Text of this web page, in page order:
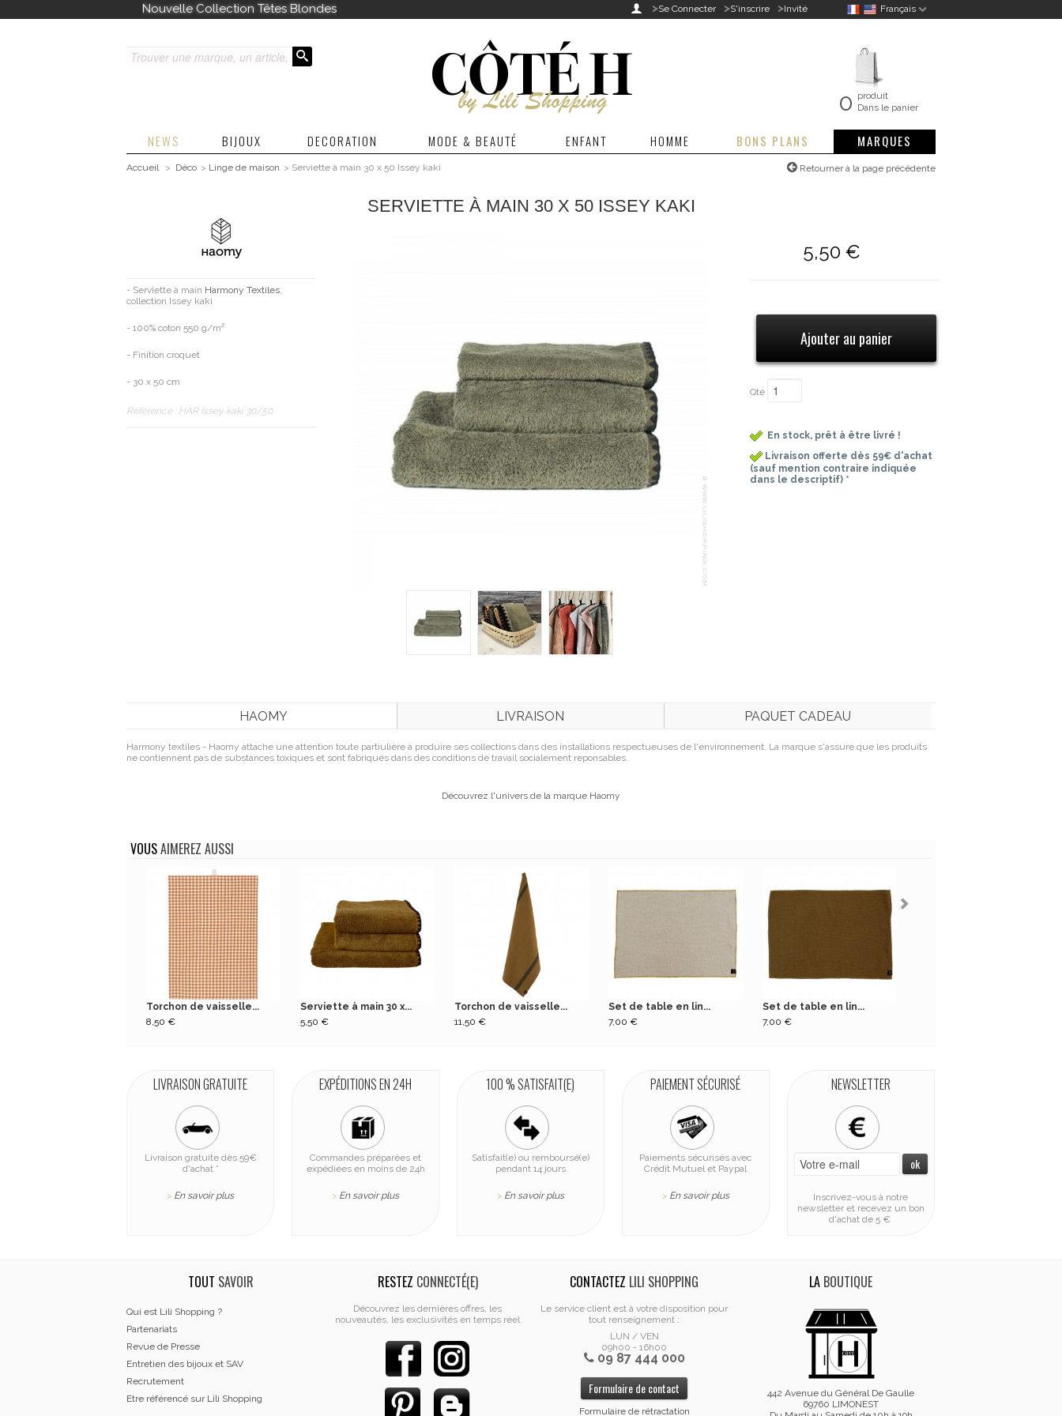
Français
Nouvelle Collection Têtes Blondes  >Se Connecter >S'inscrire >Invité
0 produit
Dans le panier
NEWS BIJOUX DECORATION MODE & BEAUTÉ ENFANT HOMME BONS PLANS MARQUES
Accueil > Déco > Linge de maison > Serviette à main 30 x 50 Issey kaki Retourner à la page précédente
SERVIETTE À MAIN 30 X 50 ISSEY KAKI
- Serviette à main Harmony Textiles,
collection Issey kaki
- 100% coton 550 g/m²
- Finition croquet
- 30 x 50 cm
Référence : HAR Issey kaki 30/50
5,50 €
Qté
En stock, prêt à être livré !
Livraison offerte dès 59€ d'achat
(sauf mention contraire indiquée
dans le descriptif) *
HAOMY LIVRAISON PAQUET CADEAU
Harmony textiles - Haomy attache une attention toute partiulière à produire ses collections dans des installations respectueuses de l'environnement. La marque s'assure que les produits
ne contiennent pas de substances toxiques et sont fabriqués dans des conditions de travail socialement reponsables.
Découvrez l'univers de la marque Haomy
VOUSAIMEREZ AUSSI
Torchon de vaisselle...
8,50 €
Serviette à main 30 x...
5,50 €
Torchon de vaisselle...
11,50 €
Set de table en lin...
7,00 €
Set de table en lin...
7,00 €
LIVRAISON GRATUITE
Livraison gratuite dès 59€
d'achat *
> En savoir plus
EXPÉDITIONS EN 24H
Commandes préparées et
expédiées en moins de 24h
> En savoir plus
100 % SATISFAIT(E)
Satisfait(e) ou remboursé(e)
pendant 14 jours
> En savoir plus
PAIEMENT SÉCURISÉ
Paiements sécurisés avec
Crédit Mutuel et Paypal
> En savoir plus
NEWSLETTER
Inscrivez-vous à notre
newsletter et recevez un bon
d'achat de 5 €
TOUT SAVOIR
Qui est Lili Shopping ?
Partenariats
Revue de Presse
Entretien des bijoux et SAV
Recrutement
Etre référencé sur Lili Shopping
RESTEZ CONNECTÉ(E)
Découvrez les dernières offres, les
nouveautés, les exclusivités en temps réel
CONTACTEZ LILI SHOPPING
Le service client est à votre disposition pour
tout renseignement :
LUN / VEN
09h00 - 16h00
09 87 444 000
Formulaire de contact
Formulaire de rétractation
LA BOUTIQUE
442 Avenue du Général De Gaulle
69760 LIMONEST